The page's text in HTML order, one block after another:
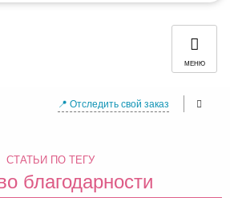
МЕНЮ
📍 Отследить свой заказ
СТАТЬИ ПО ТЕГУ
благодарности